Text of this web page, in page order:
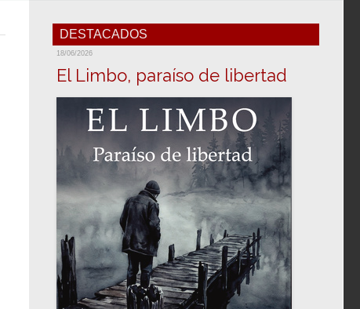
DESTACADOS
18/06/2026
El Limbo, paraíso de libertad